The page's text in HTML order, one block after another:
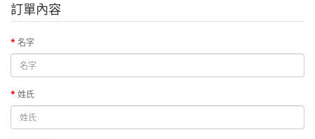
訂單內容
名字
姓氏